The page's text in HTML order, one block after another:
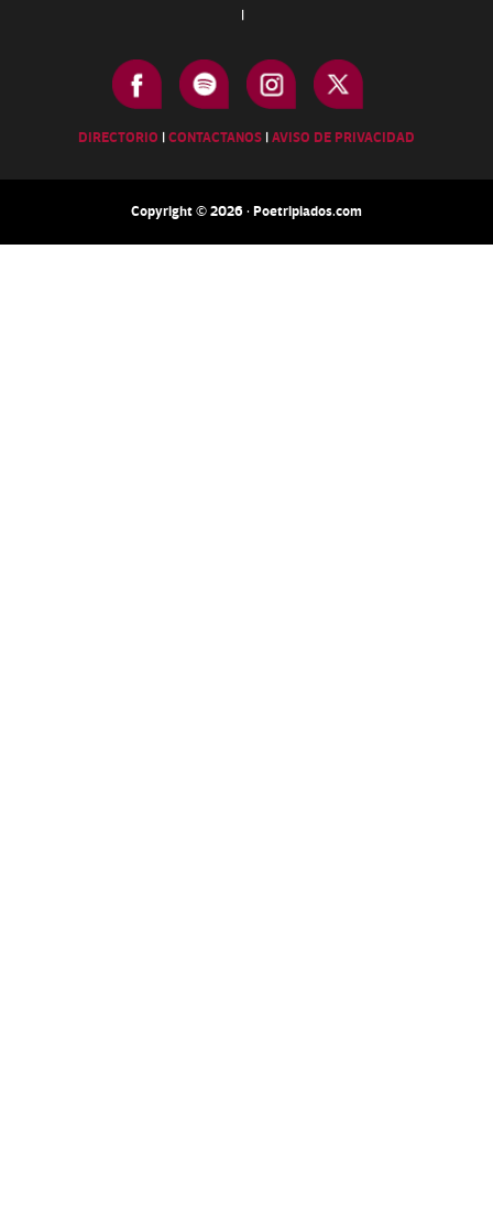
|
DIRECTORIO |CONTACTANOS |AVISO DE PRIVACIDAD
Copyright © 2026 · Poetripiados.com